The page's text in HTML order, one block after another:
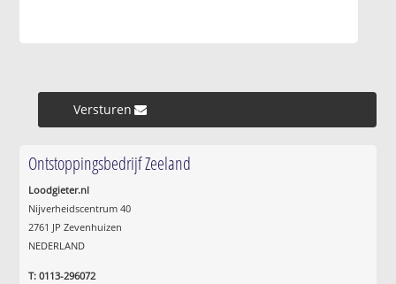
Versturen »
Ontstoppingsbedrijf Zeeland
Loodgieter.nl
Nijverheidscentrum 40
2761 JP Zevenhuizen
NEDERLAND
T: 0113-296072